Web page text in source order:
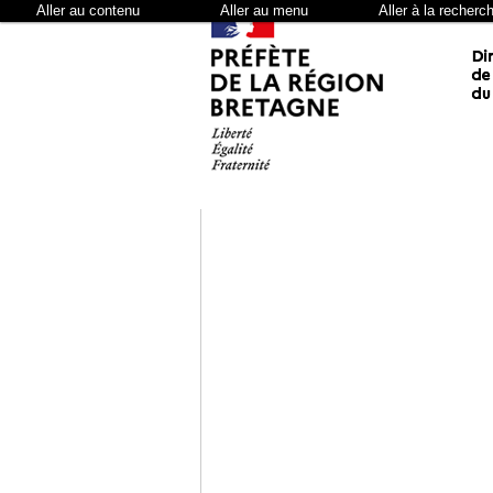
Aller au contenu Aller au menu Aller à la